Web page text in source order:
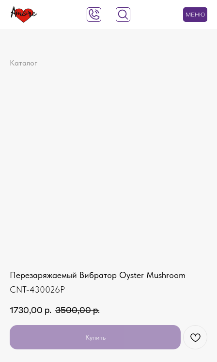
МЕНЮ
Каталог
Перезаряжаемый Вибратор Oyster Mushroom
CNT-430026P
1730,00 р. 3500,00 р.
Купить